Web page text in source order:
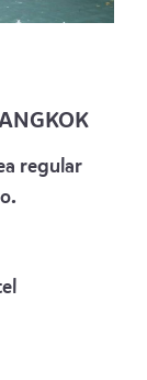
regular